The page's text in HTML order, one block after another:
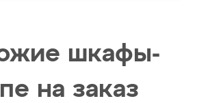
шкафы-
на заказ